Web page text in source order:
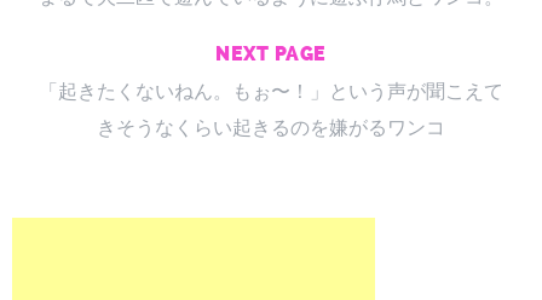
NEXT PAGE
「起きたくないねん。もぉ〜！」という声が聞こえて
きそうなくらい起きるのを嫌がるワンコ